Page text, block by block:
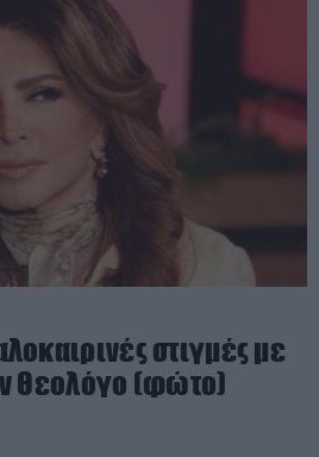
στιγμές με
Θεολόγο (φώτο)